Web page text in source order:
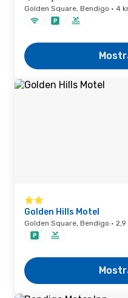
Golden Square, Bendigo · 4
Golden Hills Motel
Golden Square, Bendigo ·